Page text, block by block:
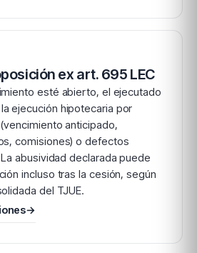
ex art. 695 LEC
esté abierto, el ejecutado
ejecución hipotecaria por
anticipado,
comisiones) o defectos
abusividad declarada puede
incluso tras la cesión, según
del TJUE.
→